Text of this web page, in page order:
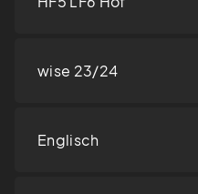
wise 23/24
Englisch